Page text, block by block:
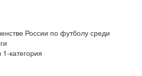
России по футболу среди
категория